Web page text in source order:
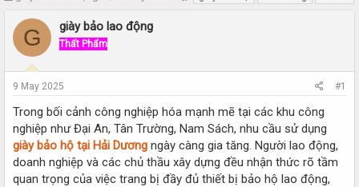
r
a
s
a
r
e
r
a
e
G giày bảo lao động
Thất Phẩm
9 May 2025 #1
Trong bối cảnh công nghiệp hóa mạnh mẽ tại các khu công
nghiệp như Đại An, Tân Trường, Nam Sách, nhu cầu sử dụng
giày bảo hộ tại Hải Dương ngày càng gia tăng. Người lao động,
doanh nghiệp và các chủ thầu xây dựng đều nhận thức rõ tầm
quan trọng của việc trang bị đầy đủ thiết bị bảo hộ lao động,